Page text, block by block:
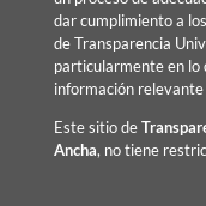
dar cumplimiento a
de Transparencia
particularmente en lo
información
Este sitio de
Ancha, no tiene